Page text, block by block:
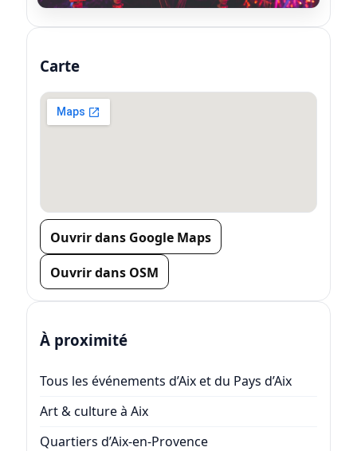
Carte
Ouvrir dans Google Maps
Ouvrir dans OSM
À proximité
Tous les événements d’Aix et du Pays d’Aix
Art & culture à Aix
Quartiers d’Aix-en-Provence